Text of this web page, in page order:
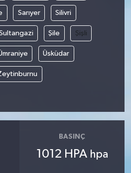
Sarıyer Silivri
Şile Şişli
Üsküdar
BASINÇ
1012 HPA hpa